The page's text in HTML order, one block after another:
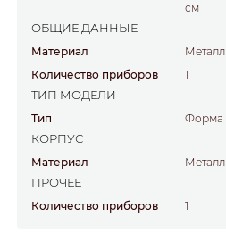
см
ОБЩИЕ ДАННЫЕ
Материал
металл
Количество приборов
1
ТИП МОДЕЛИ
Тип форма
КОРПУС
Материал металл
ПРОЧЕЕ
Количество приборов 1